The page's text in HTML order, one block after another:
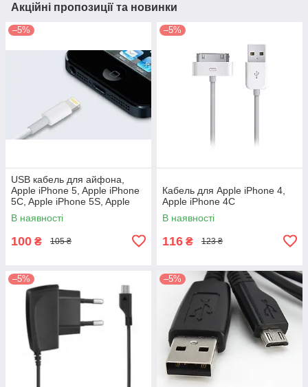
Акційні пропозиції та новинки
–5%
USB кабель для айфона,
Apple iPhone 5, Apple iPhone
5C, Apple iPhone 5S, Apple
iPad 4, Apple iPad mini
В наявності
100 ₴ 105 ₴
–5%
Кабель для Apple iPhone 4,
Apple iPhоne 4C
В наявності
116 ₴ 123 ₴
–5% –5%